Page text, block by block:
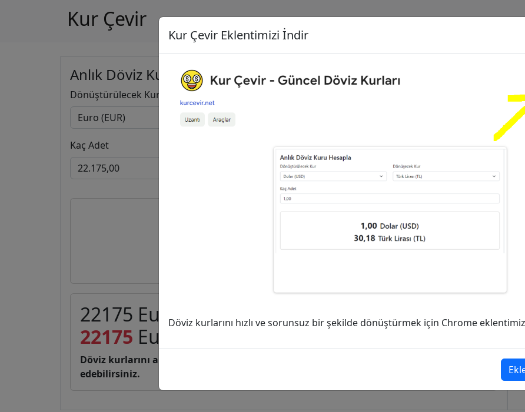
Kur Çevir
Anlık Döviz Kuru Hesapla
Dönüştürülecek Kur
Kaç Adet
Euro (EUR)
22175 Euro (EUR) kaç Türk Lirası (TL)?
22175 Euro Türk Lirası (TL)
Döviz kurlarını anlık, canlı, basit bir şekilde kurcevir.net adresinden takip
edebilirsiniz.
Kur Çevir Eklentimizi İndir
Döviz kurlarını hızlı ve sorunsuz bir şekilde dönüştürmek için Chrome